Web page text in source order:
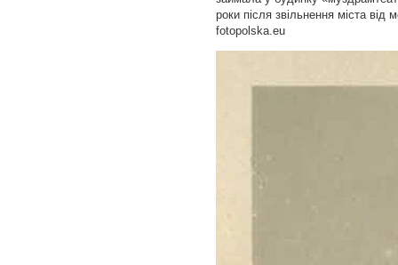
роки після звільнення міста
fotopolska.eu